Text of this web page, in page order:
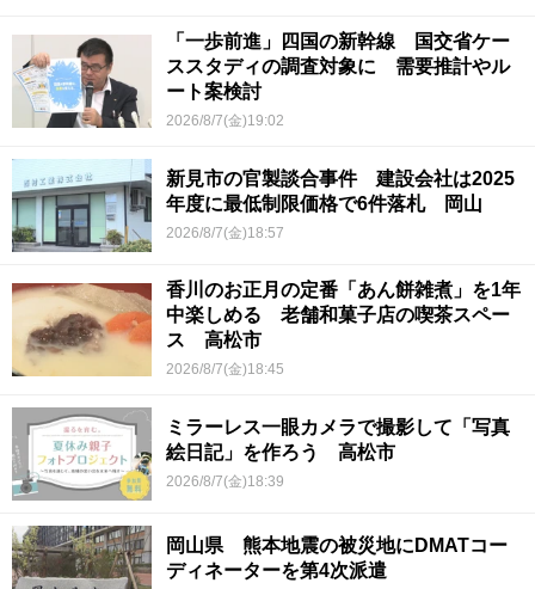
「一歩前進」四国の新幹線 国交省ケー
ススタディの調査対象に 需要推計やル
ート案検討
2026/8/7(金)19:02
新見市の官製談合事件 建設会社は2025
年度に最低制限価格で6件落札 岡山
2026/8/7(金)18:57
香川のお正月の定番「あん餅雑煮」を1年
中楽しめる 老舗和菓子店の喫茶スペー
ス 高松市
2026/8/7(金)18:45
ミラーレス一眼カメラで撮影して「写真
絵日記」を作ろう 高松市
2026/8/7(金)18:39
岡山県 熊本地震の被災地にDMATコー
ディネーターを第4次派遣